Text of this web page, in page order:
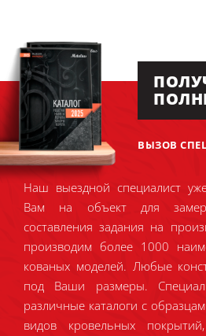
ВЫЗОВ
Наш выездной специалист
Вам на объект для
составления задания на
производим более 1000
кованых моделей. Любые
под Ваши размеры.
различные каталоги с
видов кровельных